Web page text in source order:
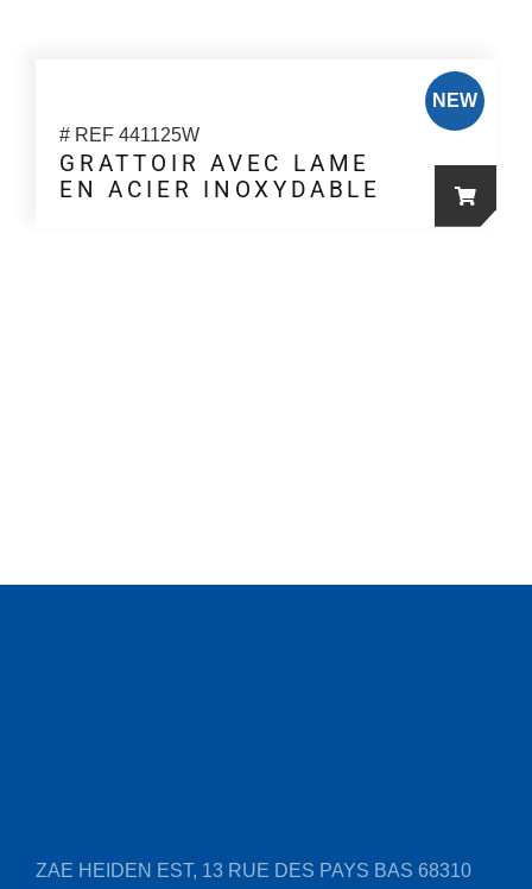
# REF 441125W
GRATTOIR AVEC LAME
EN ACIER INOXYDABLE
NEW
ZAE HEIDEN EST, 13 RUE DES PAYS BAS 68310